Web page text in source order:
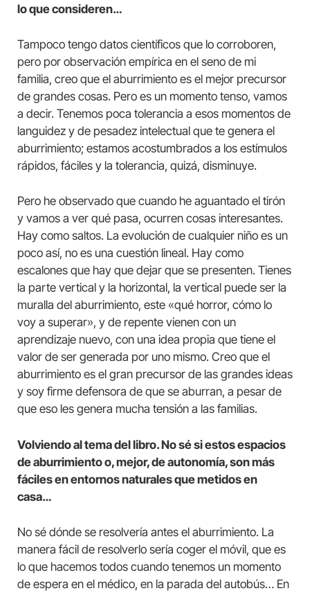
lo que consideren…
Tampoco tengo datos científicos que lo corroboren,
pero por observación empírica en el seno de mi
familia, creo que el aburrimiento es el mejor precursor
de grandes cosas. Pero es un momento tenso, vamos
a decir. Tenemos poca tolerancia a esos momentos de
languidez y de pesadez intelectual que te genera el
aburrimiento; estamos acostumbrados a los estímulos
rápidos, fáciles y la tolerancia, quizá, disminuye.
Pero he observado que cuando he aguantado el tirón
y vamos a ver qué pasa, ocurren cosas interesantes.
Hay como saltos. La evolución de cualquier niño es un
poco así, no es una cuestión lineal. Hay como
escalones que hay que dejar que se presenten. Tienes
la parte vertical y la horizontal, la vertical puede ser la
muralla del aburrimiento, este «qué horror, cómo lo
voy a superar», y de repente vienen con un
aprendizaje nuevo, con una idea propia que tiene el
valor de ser generada por uno mismo. Creo que el
aburrimiento es el gran precursor de las grandes ideas
y soy firme defensora de que se aburran, a pesar de
que eso les genera mucha tensión a las familias.
Volviendo al tema del libro. No sé si estos espacios
de aburrimiento o, mejor, de autonomía, son más
fáciles en entornos naturales que metidos en
casa…
No sé dónde se resolvería antes el aburrimiento. La
manera fácil de resolverlo sería coger el móvil, que es
lo que hacemos todos cuando tenemos un momento
de espera en el médico, en la parada del autobús… En